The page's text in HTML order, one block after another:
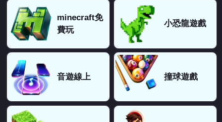
minecraft免
費玩
小恐龍遊戲
音遊線上 撞球遊戲